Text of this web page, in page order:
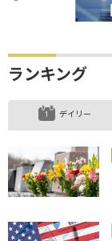
ランキング
デイリー